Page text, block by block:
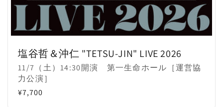
塩谷哲＆沖仁 "TETSU-JIN" LIVE 2026
販
売
元:
11/7（土）14:30開演 第一生命ホール［運営協
力公演］
通
¥7,700